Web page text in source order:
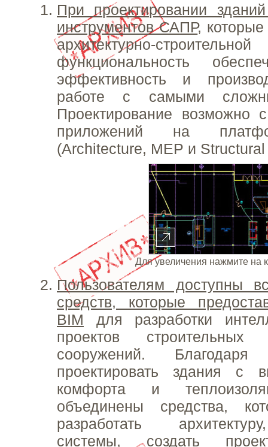
При проектировании
инструментов САПР,
архитектурно-
функциональность
эффективность и
работе с самыми
Проектирование возможно
приложений на
(Architecture, MEP и
Для увеличения нажмите на
Пользователям доступны
средств, которые
BIM для разработки
проектов
сооружений.
проектировать здания с
комфорта и
объединены средства,
разработать
системы, создать